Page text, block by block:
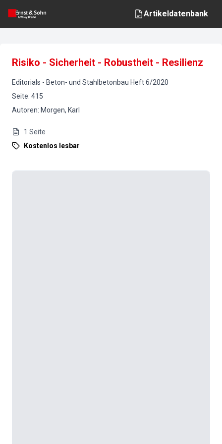
Artikeldatenbank
Risiko - Sicherheit - Robustheit - Resilienz
Editorials - Beton- und Stahlbetonbau Heft6/2020
Seite: 415
Autoren: Morgen, Karl
1 Seite
Kostenlos lesbar